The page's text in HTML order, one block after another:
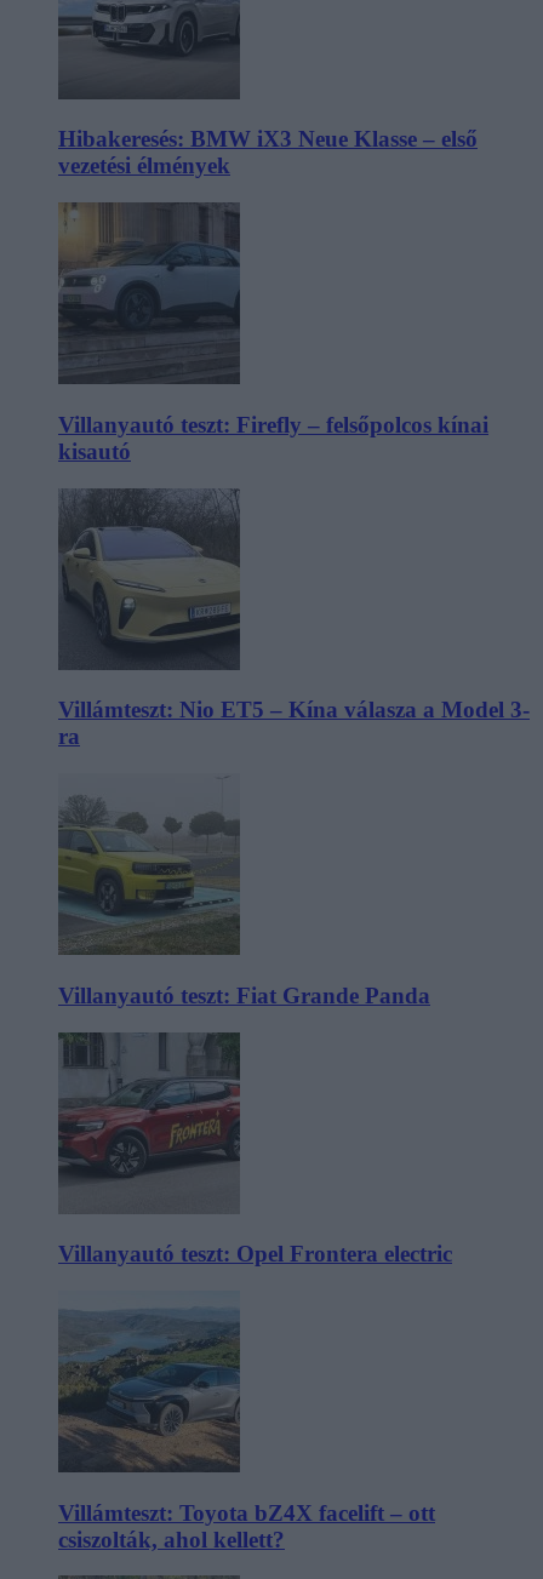
Hibakeresés: BMW iX3 Neue Klasse – első
vezetési élmények
Villanyautó teszt: Firefly – felsőpolcos kínai
kisautó
Villámteszt: Nio ET5 – Kína válasza a Model 3-
ra
Villanyautó teszt: Fiat Grande Panda
Villanyautó teszt: Opel Frontera electric
Villámteszt: Toyota bZ4X facelift – ott
csiszolták, ahol kellett?